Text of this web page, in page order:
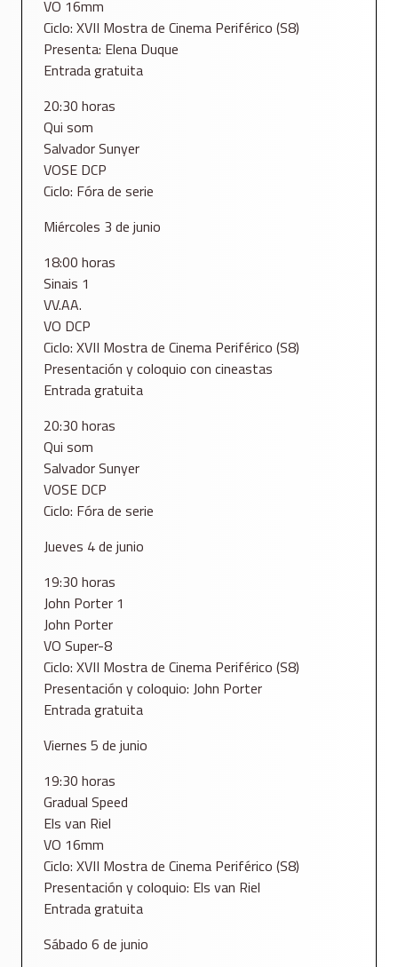
VO 16mm
Ciclo: XVII Mostra de Cinema Periférico (S8)
Presenta: Elena Duque
Entrada gratuita
20:30 horas
Qui som
Salvador Sunyer
VOSE DCP
Ciclo: Fóra de serie
Miércoles 3 de junio
18:00 horas
Sinais 1
VV.AA.
VO DCP
Ciclo: XVII Mostra de Cinema Periférico (S8)
Presentación y coloquio con cineastas
Entrada gratuita
20:30 horas
Qui som
Salvador Sunyer
VOSE DCP
Ciclo: Fóra de serie
Jueves 4 de junio
19:30 horas
John Porter 1
John Porter
VO Super-8
Ciclo: XVII Mostra de Cinema Periférico (S8)
Presentación y coloquio: John Porter
Entrada gratuita
Viernes 5 de junio
19:30 horas
Gradual Speed
Els van Riel
VO 16mm
Ciclo: XVII Mostra de Cinema Periférico (S8)
Presentación y coloquio: Els van Riel
Entrada gratuita
Sábado 6 de junio